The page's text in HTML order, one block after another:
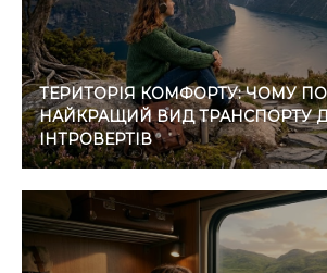
ТЕРИТОРІЯ КОМФОРТУ: ЧОМУ
НАЙКРАЩИЙ ВИД ТРАНСПОРТУ
ІНТРОВЕРТІВ